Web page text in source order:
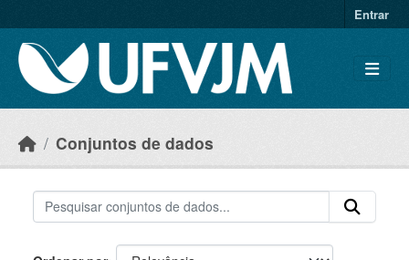
Entrar
Conjuntos de dados